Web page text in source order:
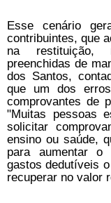
Esse cenário
contribuintes, que
na restituição,
preenchidas de
dos Santos,
que um dos
comprovantes de
"Muitas pessoas
solicitar
ensino ou saúde,
para aumentar o
gastos dedutíveis
recuperar no valor